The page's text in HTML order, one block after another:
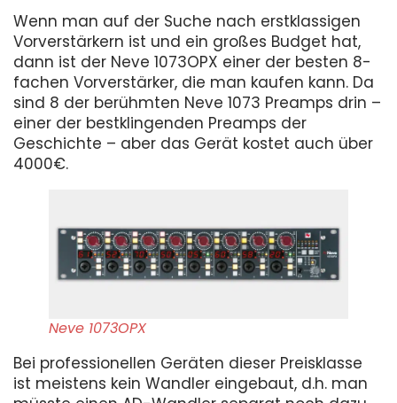
Wenn man auf der Suche nach erstklassigen
Vorverstärkern ist und ein großes Budget hat,
dann ist der Neve 1073OPX einer der besten 8-
fachen Vorverstärker, die man kaufen kann. Da
sind 8 der berühmten Neve 1073 Preamps drin –
einer der bestklingenden Preamps der
Geschichte – aber das Gerät kostet auch über
4000€.
Neve 1073OPX
Bei professionellen Geräten dieser Preisklasse
ist meistens kein Wandler eingebaut, d.h. man